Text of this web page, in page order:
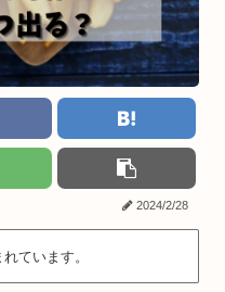
2024/2/28
ています。